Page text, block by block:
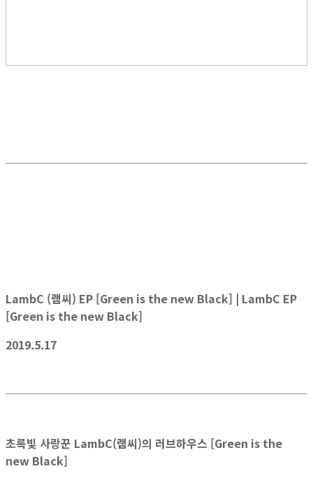
LambC (램씨) EP [Green is the new Black] | LambC EP
[Green is the new Black]
2019.5.17
초록빛 사랑꾼 LambC(램씨)의 러브하우스 [Green is the
new Black]